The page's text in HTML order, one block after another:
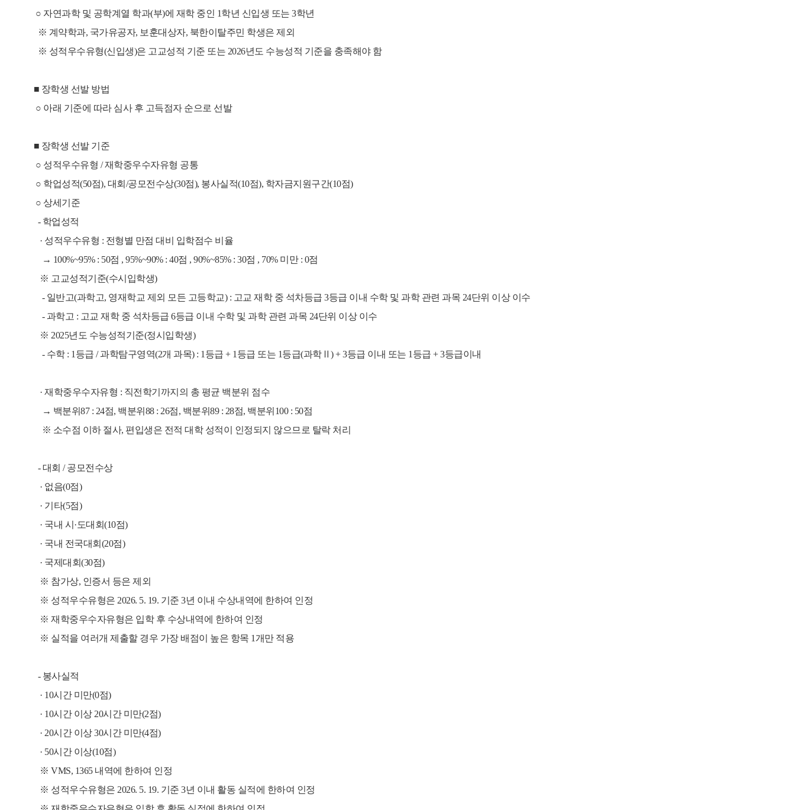
○ 자연과학 및 공학계열 학과(부)에 재학 중인 1학년 신입생 또는 3학년
※ 계약학과, 국가유공자, 보훈대상자, 북한이탈주민 학생은 제외
※ 성적우수유형(신입생)은 고교성적 기준 또는 2026년도 수능성적 기준을 충족해야 함
■ 장학생 선발 방법
○ 아래 기준에 따라 심사 후 고득점자 순으로 선발
■ 장학생 선발 기준
○ 성적우수유형 / 재학중우수자유형 공통
○ 학업성적(50점), 대회/공모전수상(30점), 봉사실적(10점), 학자금지원구간(10점)
○ 상세기준
- 학업성적
· 성적우수유형 : 전형별 만점 대비 입학점수 비율
→ 100%~95% : 50점 , 95%~90% : 40점 , 90%~85% : 30점 , 70% 미만 : 0점
※ 고교성적기준(수시입학생)
- 일반고(과학고, 영재학교 제외 모든 고등학교) : 고교 재학 중 석차등급 3등급 이내 수학 및 과학 관련 과목 24단위 이상 이수
- 과학고 : 고교 재학 중 석차등급 6등급 이내 수학 및 과학 관련 과목 24단위 이상 이수
※ 2025년도 수능성적기준(정시입학생)
- 수학 : 1등급 / 과학탐구영역(2개 과목) : 1등급 + 1등급 또는 1등급(과학Ⅱ) + 3등급 이내 또는 1등급 + 3등급이내
· 재학중우수자유형 : 직전학기까지의 총 평균 백분위 점수
→ 백분위87 : 24점, 백분위88 : 26점, 백분위89 : 28점, 백분위100 : 50점
※ 소수점 이하 절사, 편입생은 전적 대학 성적이 인정되지 않으므로 탈락 처리
- 대회 / 공모전수상
· 없음(0점)
· 기타(5점)
· 국내 시·도대회(10점)
· 국내 전국대회(20점)
· 국제대회(30점)
※ 참가상, 인증서 등은 제외
※ 성적우수유형은 2026. 5. 19. 기준 3년 이내 수상내역에 한하여 인정
※ 재학중우수자유형은 입학 후 수상내역에 한하여 인정
※ 실적을 여러개 제출할 경우 가장 배점이 높은 항목 1개만 적용
- 봉사실적
· 10시간 미만(0점)
· 10시간 이상 20시간 미만(2점)
· 20시간 이상 30시간 미만(4점)
· 50시간 이상(10점)
※ VMS, 1365 내역에 한하여 인정
※ 성적우수유형은 2026. 5. 19. 기준 3년 이내 활동 실적에 한하여 인정